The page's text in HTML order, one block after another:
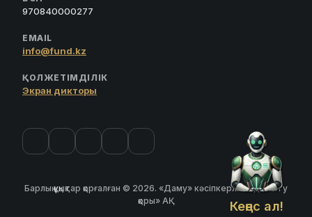
Кеңес ал!
970840000277
EMAIL
info@fund.kz
ҚОЛЖЕТІМДІЛІК
Экран дикторы
Барлық құқықтар қорғалған © 2026. «Даму» кәсіпкерлікті дамыту
қоры» АҚ